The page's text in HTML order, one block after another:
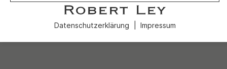
Datenschutzerklärung Impressum